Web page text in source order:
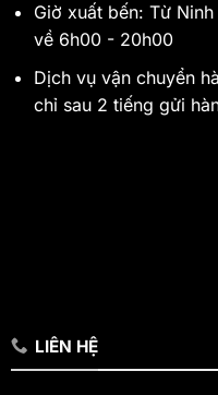
Giờ xuất bến: Từ
về 6h00 - 20h00
Dịch vụ vận chuyển
chỉ sau 2 tiếng gửi
LIÊN HỆ